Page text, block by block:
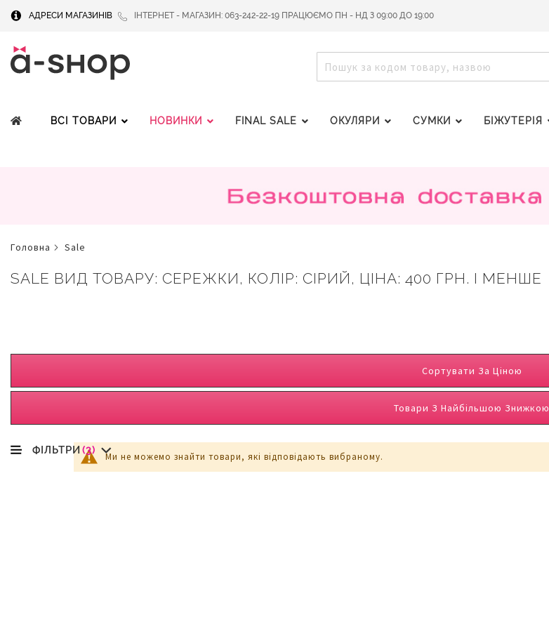
АДРЕСИ МАГАЗИНІВ ІНТЕРНЕТ - МАГАЗИН: 063-242-22-19 ПРАЦЮЄМО ПН - НД З 09:00 ДО 19:00
ВСІ ТОВАРИ НОВИНКИ FINAL SALE ОКУЛЯРИ СУМКИ БІЖУТЕРІЯ
головна sale
SALE ВИД ТОВАРУ: СЕРЕЖКИ, КОЛІР: СІРИЙ, ЦІНА: 400 ГРН. І МЕНШЕ
Сортувати За Ціною
Товари З Найбільшою Знижкою
Ми не можемо знайти товари, які відповідають вибраному.
ФІЛЬТРИ (3)